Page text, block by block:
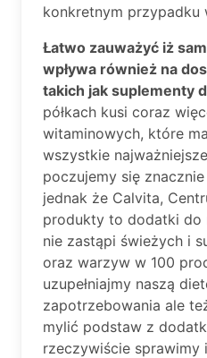
konkretnym
Łatwo zauważyć iż
wpływa również na
takich jak suplementy
półkach kusi coraz
witaminowych, które
wszystkie
poczujemy się
jednak że Calvita,
produkty to dodatki do
nie zastąpi świeżych i
oraz warzyw w 100
uzupełniajmy naszą
zapotrzebowania ale
mylić podstaw z
rzeczywiście sprawimy